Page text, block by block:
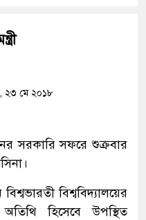
২৩ মে ২০১৮
সরকারি সফরে শুক্রবার
বিশ্ববিদ্যালয়ের
অতিথি হিসেবে উপস্থিত